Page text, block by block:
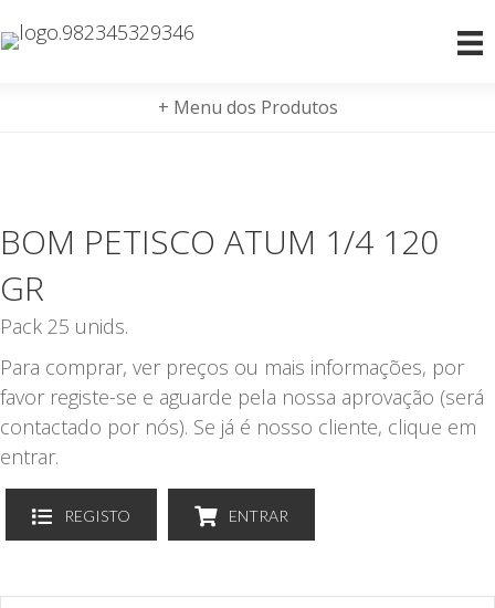
+ Menu dos Produtos
BOM PETISCO ATUM 1/4 120
GR
Pack 25 unids.
Para comprar, ver preços ou mais informações, por
favor registe-se e aguarde pela nossa aprovação (será
contactado por nós). Se já é nosso cliente, clique em
entrar.
REGISTO ENTRAR